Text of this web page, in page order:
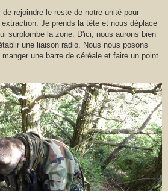
rejoindre le reste de notre unité pour
Je prends la tête et nous déplace
surplombe la zone. D'ici, nous aurons bien
une liaison radio. Nous nous posons
une barre de céréale et faire un point